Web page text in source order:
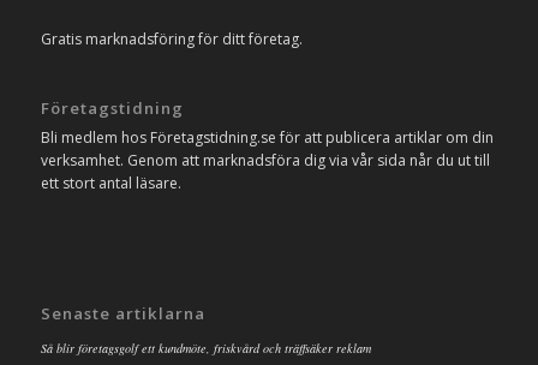
Gratis marknadsföring för ditt företag.
Företagstidning
Bli medlem hos Företagstidning.se för att publicera artiklar om din
verksamhet. Genom att marknadsföra dig via vår sida når du ut till
ett stort antal läsare.
Senaste artiklarna
Så blir företagsgolf ett kundmöte, friskvård och träffsäker reklam